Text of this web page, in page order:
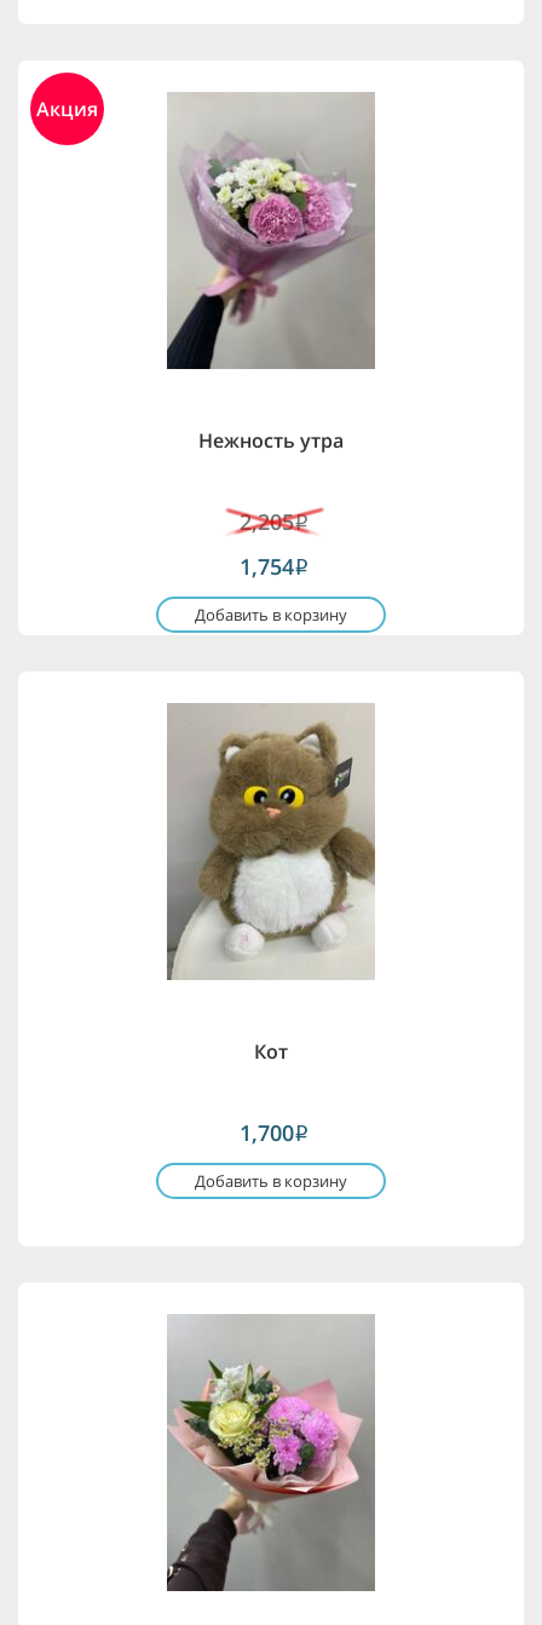
Акция
Нежность утра
2,205i
1,754i
Добавить в корзину
Кот
1,700i
Добавить в корзину